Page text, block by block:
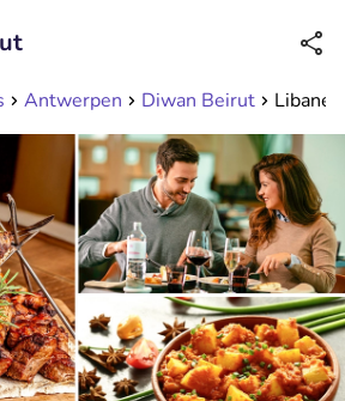
Disponible jusqu'à 23:00 heures
Antwerpen Diwan Beirut